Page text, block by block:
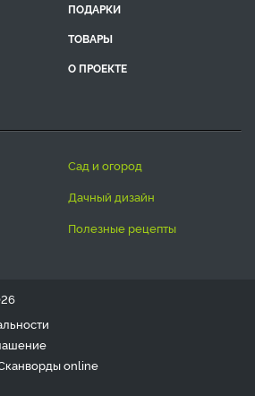
ПОДАРКИ
ТОВАРЫ
О ПРОЕКТЕ
сад и огород
дачный дизайн
полезные рецепты
online